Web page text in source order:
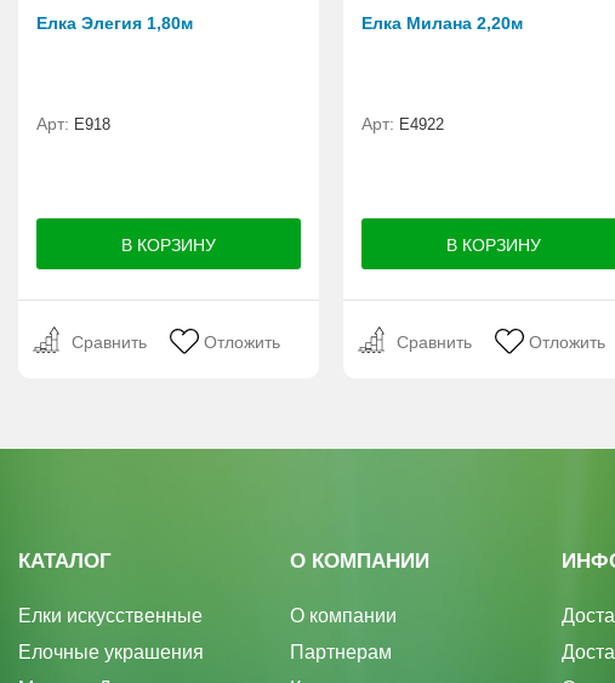
Елка Элегия 1,80м
Арт: E918
Сравнить Отложить
Елка Милана 2,20м
Арт: Е4922
Сравнить Отложить
КАТАЛОГ
Елки искусственные
Елочные украшения
О КОМПАНИИ
О компании
Партнерам